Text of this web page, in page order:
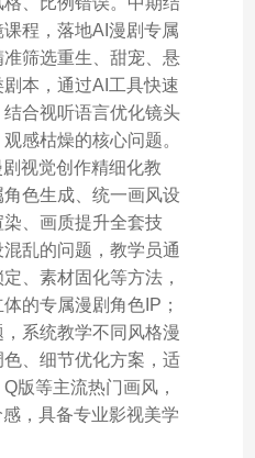
程，落地AI漫剧专属
筛选重生、甜宠、悬
本，通过AI工具快速
合视听语言优化镜头
感枯燥的核心问题。
视觉创作精细化教
色生成、统一画风设
、画质提升全套技
乱的问题，教学员通
、素材固化等方法，
的专属漫剧角色IP；
系统教学不同风格漫
、细节优化方案，适
版等主流热门画风，
，具备专业影视美学